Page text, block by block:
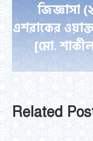
জিজ্ঞাসা
এশরাকের
[মো.
Related